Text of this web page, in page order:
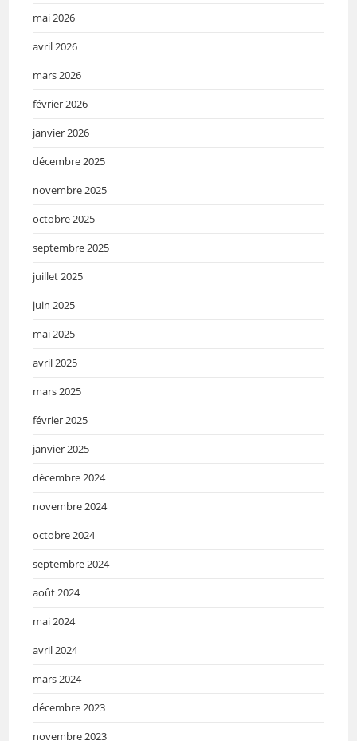
mai 2026
avril 2026
mars 2026
février 2026
janvier 2026
décembre 2025
novembre 2025
octobre 2025
septembre 2025
juillet 2025
juin 2025
mai 2025
avril 2025
mars 2025
février 2025
janvier 2025
décembre 2024
novembre 2024
octobre 2024
septembre 2024
août 2024
mai 2024
avril 2024
mars 2024
décembre 2023
novembre 2023